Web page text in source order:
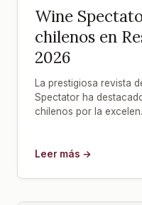
Wine
chilenos en
2026
La prestigiosa revista
Spectator ha
chilenos por la
Leer más →